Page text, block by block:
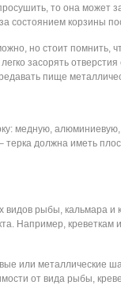
то она может
состоянием корзины
но стоит помнить,
засорять
пище
медную,
должна иметь
рыбы, кальмара и
Например, креветкам
или металлические
от вида рыбы,